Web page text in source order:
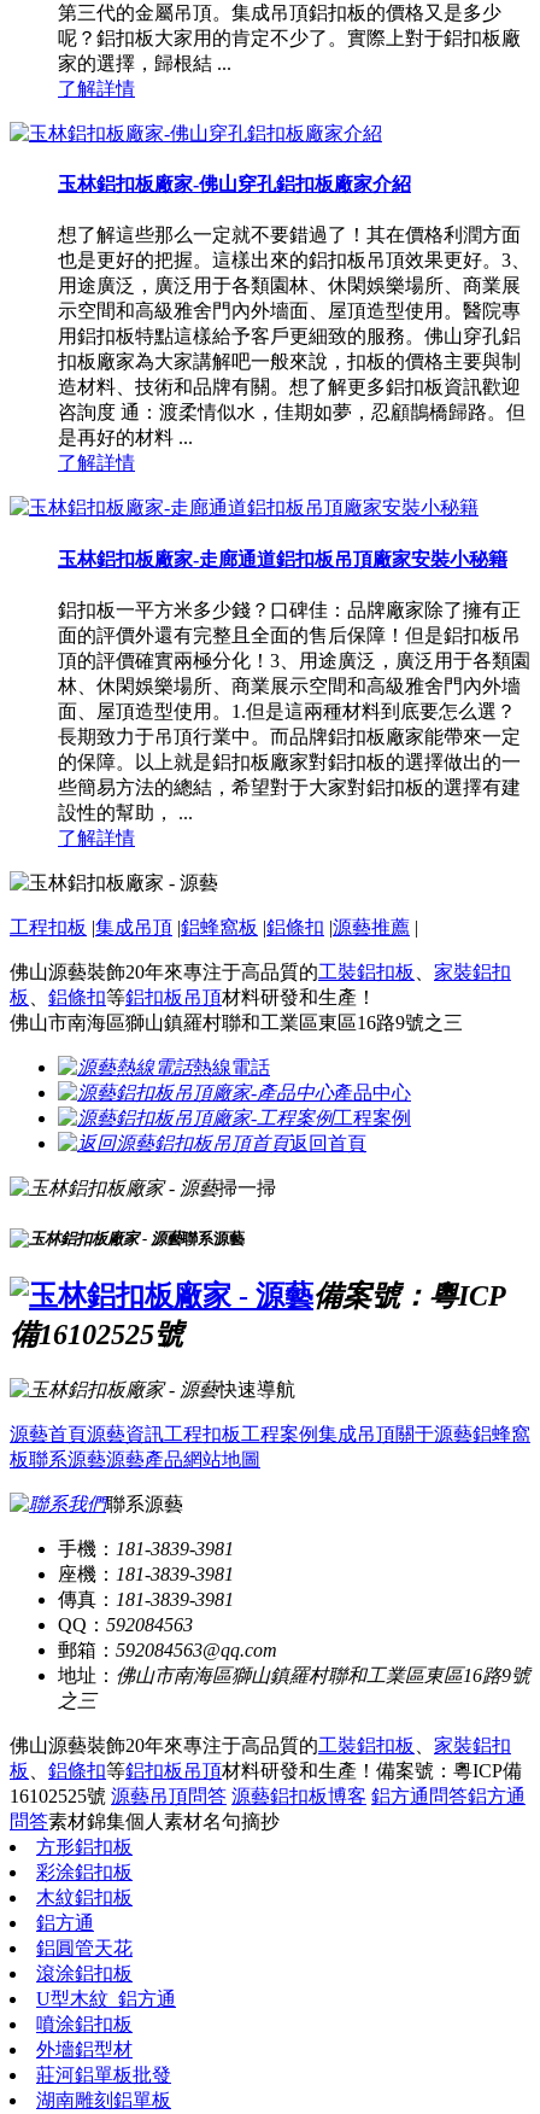
第三代的金屬吊頂。集成吊頂鋁扣板的價格又是多少
呢？鋁扣板大家用的肯定不少了。實際上對于鋁扣板廠
家的選擇，歸根結 ...
了解詳情
玉林鋁扣板廠家-佛山穿孔鋁扣板廠家介紹
想了解這些那么一定就不要錯過了！其在價格利潤方面
也是更好的把握。這樣出來的鋁扣板吊頂效果更好。3、
用途廣泛，廣泛用于各類園林、休閑娛樂場所、商業展
示空間和高級雅舍門內外墻面、屋頂造型使用。醫院專
用鋁扣板特點這樣給予客戶更細致的服務。佛山穿孔鋁
扣板廠家為大家講解吧一般來說，扣板的價格主要與制
造材料、技術和品牌有關。想了解更多鋁扣板資訊歡迎
咨詢度 通：渡柔情似水，佳期如夢，忍顧鵲橋歸路。但
是再好的材料 ...
了解詳情
玉林鋁扣板廠家-走廊通道鋁扣板吊頂廠家安裝小秘籍
鋁扣板一平方米多少錢？口碑佳：品牌廠家除了擁有正
面的評價外還有完整且全面的售后保障！但是鋁扣板吊
頂的評價確實兩極分化！3、用途廣泛，廣泛用于各類園
林、休閑娛樂場所、商業展示空間和高級雅舍門內外墻
面、屋頂造型使用。1.但是這兩種材料到底要怎么選？
長期致力于吊頂行業中。而品牌鋁扣板廠家能帶來一定
的保障。以上就是鋁扣板廠家對鋁扣板的選擇做出的一
些簡易方法的總結，希望對于大家對鋁扣板的選擇有建
設性的幫助， ...
了解詳情
工程扣板 |集成吊頂 |鋁蜂窩板 |鋁條扣 |源藝推薦 |
佛山源藝裝飾20年來專注于高品質的工裝鋁扣板
家裝鋁扣
板
鋁條扣等鋁扣板吊頂材料研發和生產！
佛山市南海區獅山鎮羅村聯和工業區東區16路9號之三
熱線電話
產品中心
工程案例
返回首頁
掃一掃
聯系源藝
備案號：粵ICP
備16102525號
快速導航
源藝首頁源藝資訊工程扣板工程案例集成吊頂關于源藝鋁蜂窩
板聯系源藝源藝產品網站地圖
聯系源藝
手機： 181-3839-3981
座機： 181-3839-3981
傳真： 181-3839-3981
QQ： 592084563
郵箱： 592084563@qq.com
地址： 佛山市南海區獅山鎮羅村聯和工業區東區16路9號
之三
佛山源藝裝飾20年來專注于高品質的工裝鋁扣板
家裝鋁扣
板
鋁條扣等鋁扣板吊頂材料研發和生產！ 備案號：粵ICP備
16102525號 源藝吊頂問答 源藝鋁扣板博客 鋁方通問答鋁方通
問答素材錦集個人素材名句摘抄
方形鋁扣板
彩涂鋁扣板
木紋鋁扣板
鋁方通
鋁圓管天花
滾涂鋁扣板
U型木紋_鋁方通
噴涂鋁扣板
外墻鋁型材
莊河鋁單板批發
湖南雕刻鋁單板